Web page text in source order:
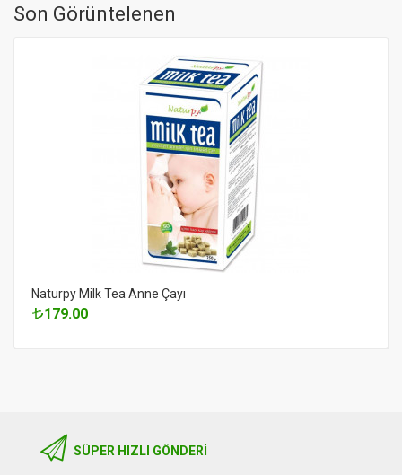
Son Görüntelenen
Naturpy Milk Tea Anne Çayı
179.00
SÜPER HIZLI GÖNDERI